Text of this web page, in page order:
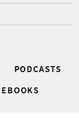
PODCASTS
EBOOKS